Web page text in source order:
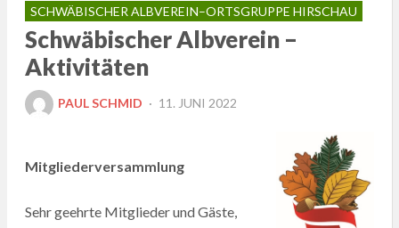
SCHWÄBISCHER ALBVEREIN–ORTSGRUPPE HIRSCHAU
Schwäbischer Albverein –
Aktivitäten
PAUL SCHMID
POSTED
11. JUNI 2022
Mitgliederversammlung
Sehr geehrte Mitglieder und Gäste,